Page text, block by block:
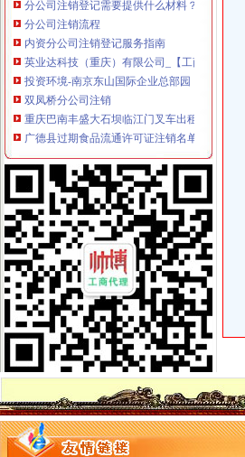
分公司注销流程
内资分公司注销登记服务指南
英业达科技（重庆）有限公司_【工商信息_电
投资环境-南京东山国际企业总部园
双凤桥分公司注销
重庆巴南丰盛大石坝临江门叉车出租-爱喇叭网
广德县过期食品流通许可证注销名单-广德县人
[中报]中体产业：2012年半年度报告-[中财网]
金地集团：公开发行2016年公司券（第一期
长安汽车：2010年度公开增发招股意向书_股
两路分公司注销
木林森：设全资孙公司、清算并注销子公司-
电力电缆厂,重庆世达电线电缆有限公司,两路
重庆工商银行市分行渝北支行两路支行网点
美团注销重庆等多家分公司王兴局咋玩？-餐
金科股份：关于第九届董事会第三十次会议决
龙溪分公司注销
【丰台区营业执照吊销转注销等税务解注销税
石家庄LS龙溪GE200ES/2RS关节轴承-博客公
9月2日晚间上交所公告速递_公司_证券时报网
【越秀区公司税务登记证遗失到哪里办理登报
重庆公司注册代办哪家实惠-中华机械网
空港新城分公司注销
2月1日沪深股市新交易提示_东方财富网